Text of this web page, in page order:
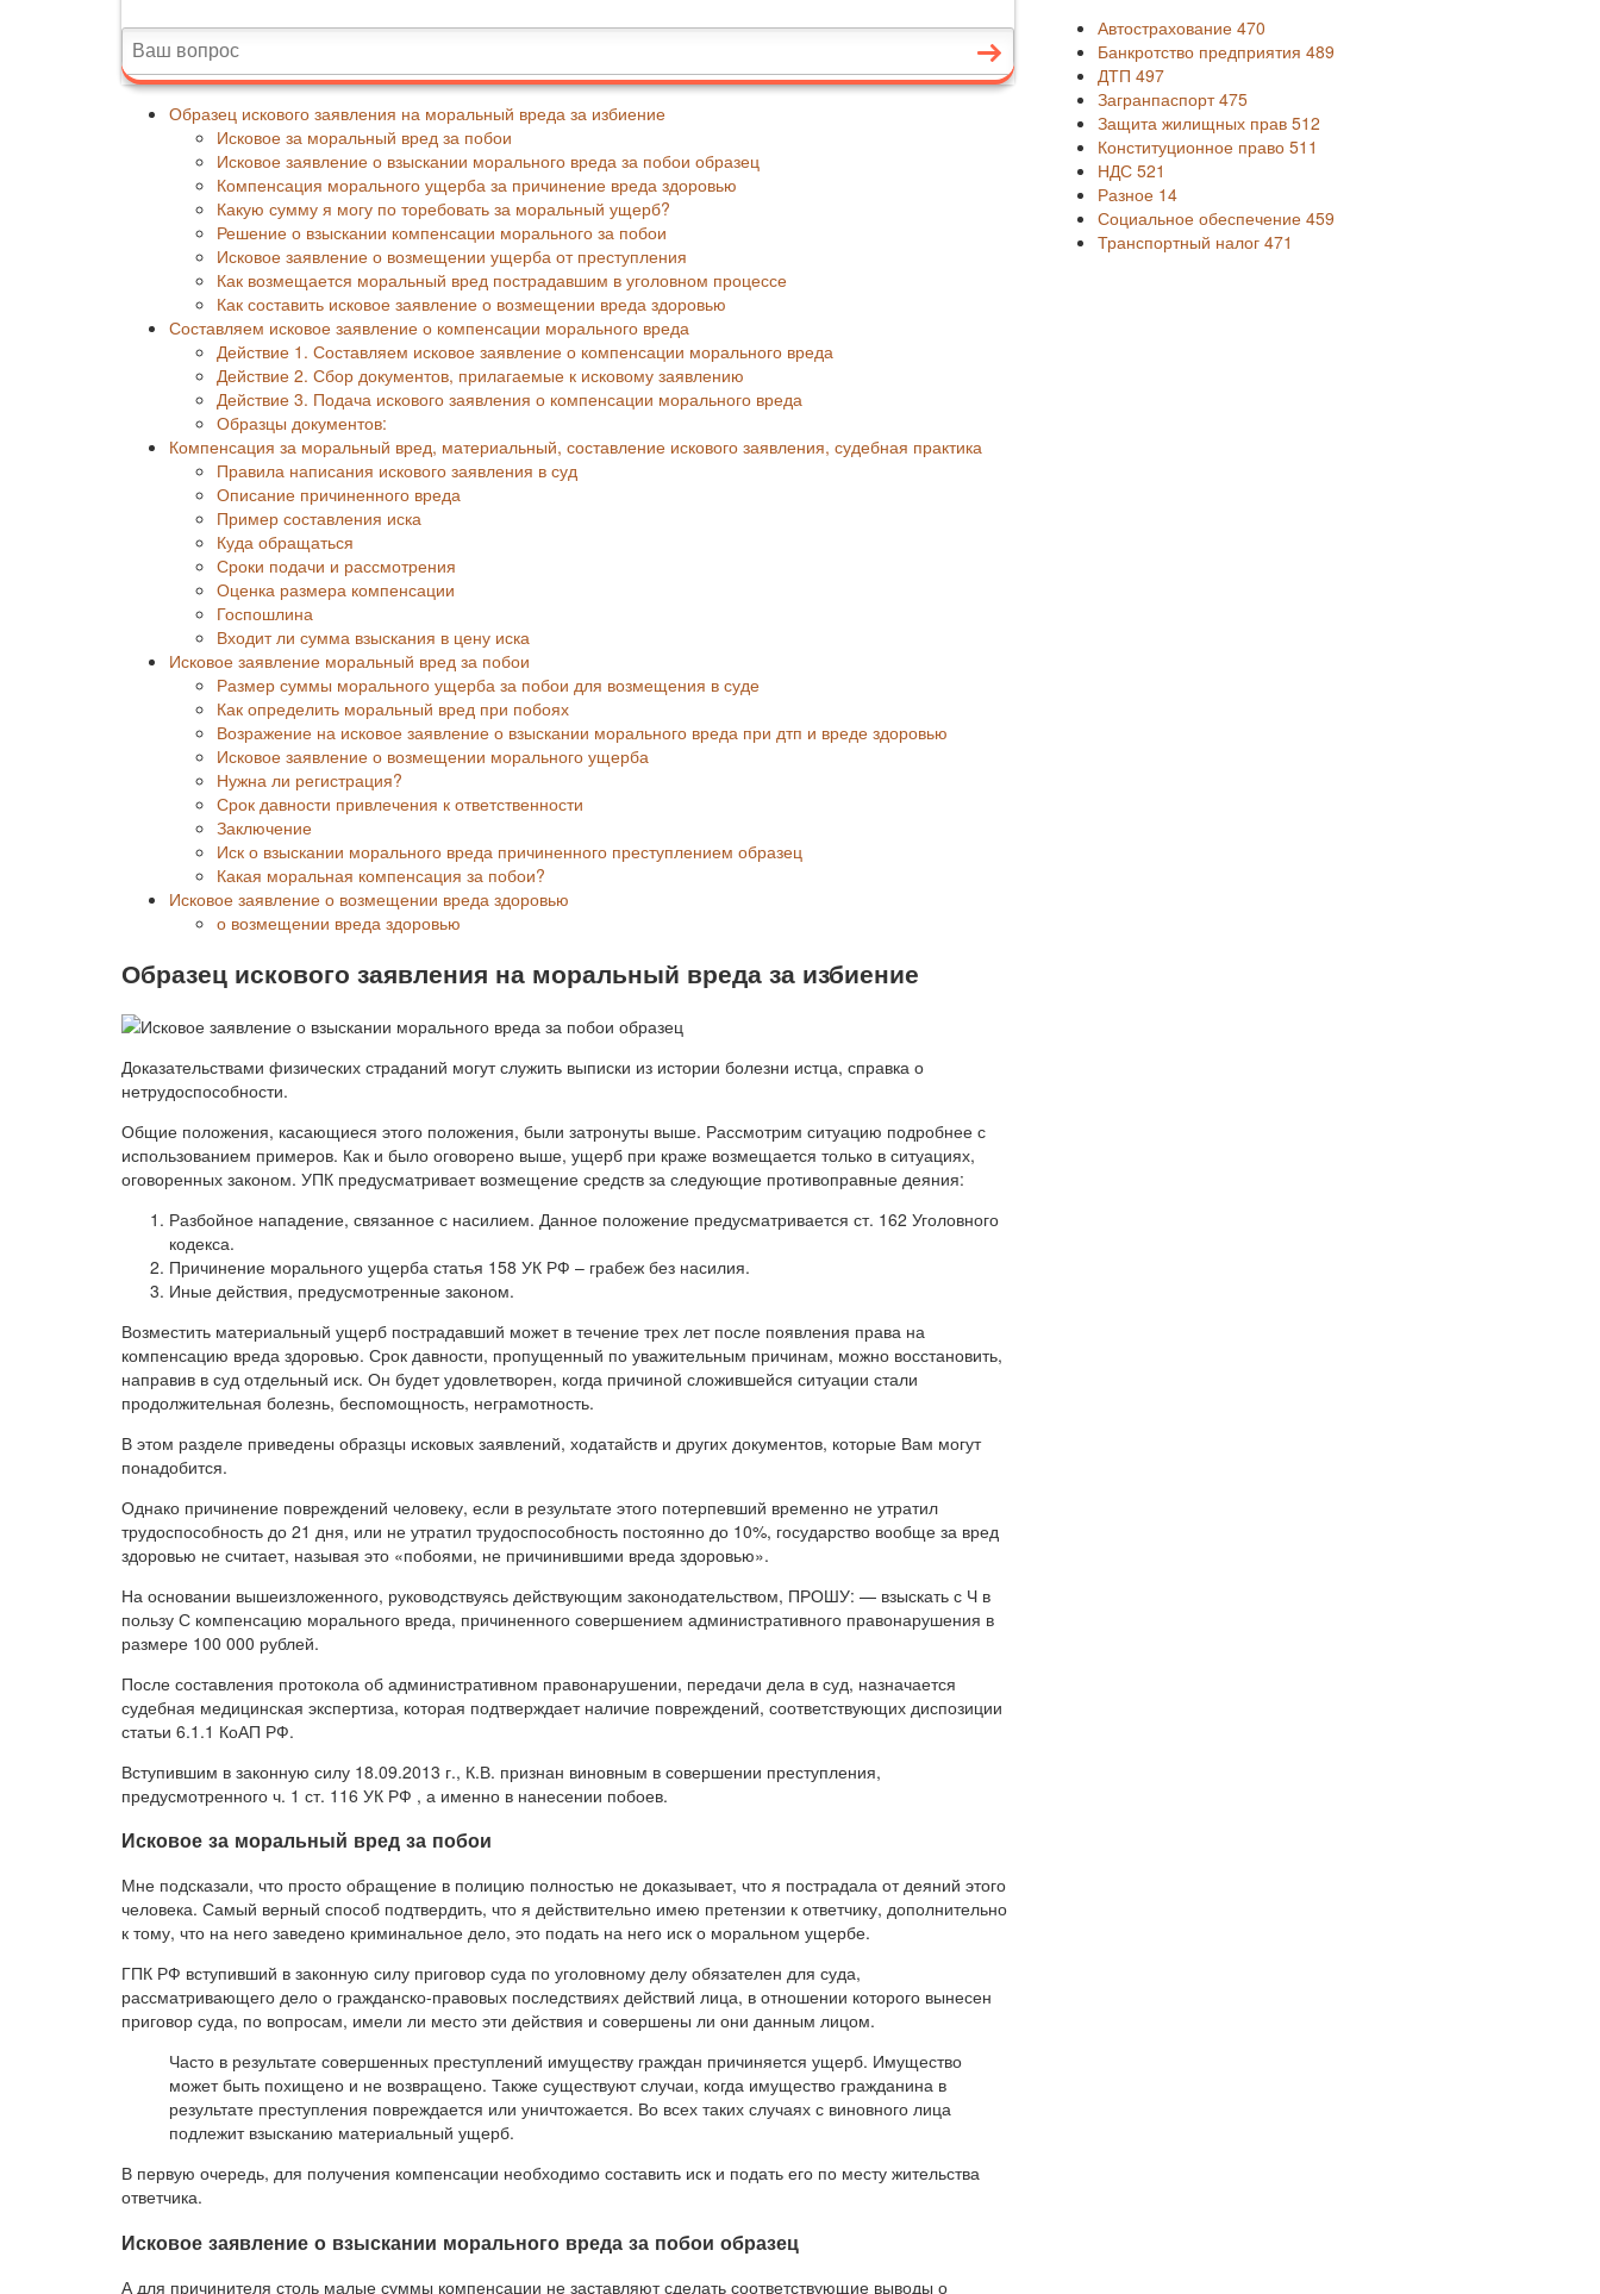
Образец искового заявления на моральный вреда за избиение
Исковое за моральный вред за побои
Исковое заявление о взыскании морального вреда за побои образец
Компенсация морального ущерба за причинение вреда здоровью
Какую сумму я могу по торебовать за моральный ущерб?
Решение о взыскании компенсации морального за побои
Исковое заявление о возмещении ущерба от преступления
Как возмещается моральный вред пострадавшим в уголовном процессе
Как составить исковое заявление о возмещении вреда здоровью
Составляем исковое заявление о компенсации морального вреда
Действие 1. Составляем исковое заявление о компенсации морального вреда
Действие 2. Сбор документов, прилагаемые к исковому заявлению
Действие 3. Подача искового заявления о компенсации морального вреда
Образцы документов:
Компенсация за моральный вред, материальный, составление искового заявления, судебная практика
Правила написания искового заявления в суд
Описание причиненного вреда
Пример составления иска
Куда обращаться
Сроки подачи и рассмотрения
Оценка размера компенсации
Госпошлина
Входит ли сумма взыскания в цену иска
Исковое заявление моральный вред за побои
Размер суммы морального ущерба за побои для возмещения в суде
Как определить моральный вред при побоях
Возражение на исковое заявление о взыскании морального вреда при дтп и вреде здоровью
Исковое заявление о возмещении морального ущерба
Нужна ли регистрация?
Срок давности привлечения к ответственности
Заключение
Иск о взыскании морального вреда причиненного преступлением образец
Какая моральная компенсация за побои?
Исковое заявление о возмещении вреда здоровью
о возмещении вреда здоровью
Образец искового заявления на моральный вреда за избиение
Доказательствами физических страданий могут служить выписки из истории болезни истца, справка о
нетрудоспособности.
Общие положения, касающиеся этого положения, были затронуты выше. Рассмотрим ситуацию подробнее с
использованием примеров. Как и было оговорено выше, ущерб при краже возмещается только в ситуациях,
оговоренных законом. УПК предусматривает возмещение средств за следующие противоправные деяния:
Разбойное нападение, связанное с насилием. Данное положение предусматривается ст. 162 Уголовного
кодекса.
Причинение морального ущерба статья 158 УК РФ – грабеж без насилия.
Иные действия, предусмотренные законом.
Возместить материальный ущерб пострадавший может в течение трех лет после появления права на
компенсацию вреда здоровью. Срок давности, пропущенный по уважительным причинам, можно восстановить,
направив в суд отдельный иск. Он будет удовлетворен, когда причиной сложившейся ситуации стали
продолжительная болезнь, беспомощность, неграмотность.
В этом разделе приведены образцы исковых заявлений, ходатайств и других документов, которые Вам могут
понадобится.
Однако причинение повреждений человеку, если в результате этого потерпевший временно не утратил
трудоспособность до 21 дня, или не утратил трудоспособность постоянно до 10%, государство вообще за вред
здоровью не считает, называя это «побоями, не причинившими вреда здоровью».
На основании вышеизложенного, руководствуясь действующим законодательством, ПРОШУ: — взыскать с Ч в
пользу С компенсацию морального вреда, причиненного совершением административного правонарушения в
размере 100 000 рублей.
После составления протокола об административном правонарушении, передачи дела в суд, назначается
судебная медицинская экспертиза, которая подтверждает наличие повреждений, соответствующих диспозиции
статьи 6.1.1 КоАП РФ.
Вступившим в законную силу 18.09.2013 г., К.В. признан виновным в совершении преступления,
предусмотренного ч. 1 ст. 116 УК РФ , а именно в нанесении побоев.
Исковое за моральный вред за побои
Мне подсказали, что просто обращение в полицию полностью не доказывает, что я пострадала от деяний этого
человека. Самый верный способ подтвердить, что я действительно имею претензии к ответчику, дополнительно
к тому, что на него заведено криминальное дело, это подать на него иск о моральном ущербе.
ГПК РФ вступивший в законную силу приговор суда по уголовному делу обязателен для суда,
рассматривающего дело о гражданско-правовых последствиях действий лица, в отношении которого вынесен
приговор суда, по вопросам, имели ли место эти действия и совершены ли они данным лицом.
Часто в результате совершенных преступлений имуществу граждан причиняется ущерб. Имущество
может быть похищено и не возвращено. Также существуют случаи, когда имущество гражданина в
результате преступления повреждается или уничтожается. Во всех таких случаях с виновного лица
подлежит взысканию материальный ущерб.
В первую очередь, для получения компенсации необходимо составить иск и подать его по месту жительства
ответчика.
Исковое заявление о взыскании морального вреда за побои образец
А для причинителя столь малые суммы компенсации не заставляют сделать соответствующие выводы о
Автострахование 470
Банкротство предприятия 489
ДТП 497
Загранпаспорт475
Защита жилищных прав 512
Конституционное право 511
НДС 521
Разное 14
Социальное обеспечение 459
Транспортный налог 471